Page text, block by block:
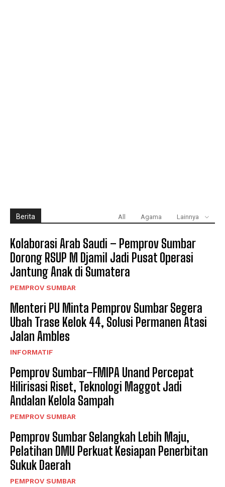
Berita All Agama Lainnya
Kolaborasi Arab Saudi – Pemprov Sumbar
Dorong RSUP M Djamil Jadi Pusat Operasi
Jantung Anak di Sumatera
PEMPROV SUMBAR
Menteri PU Minta Pemprov Sumbar Segera
Ubah Trase Kelok 44, Solusi Permanen Atasi
Jalan Ambles
INFORMATIF
Pemprov Sumbar–FMIPA Unand Percepat
Hilirisasi Riset, Teknologi Maggot Jadi
Andalan Kelola Sampah
PEMPROV SUMBAR
Pemprov Sumbar Selangkah Lebih Maju,
Pelatihan DMU Perkuat Kesiapan Penerbitan
Sukuk Daerah
PEMPROV SUMBAR